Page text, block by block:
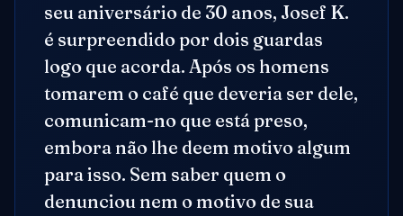
seu aniversário de 30 anos, Josef K.
é surpreendido por dois guardas
logo que acorda. Após os homens
tomarem o café que deveria ser dele,
comunicam-no que está preso,
embora não lhe deem motivo algum
para isso. Sem saber quem o
denunciou nem o motivo de sua